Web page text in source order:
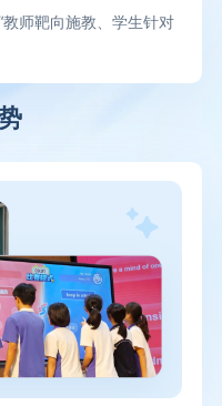
师靶向施教、学生针对